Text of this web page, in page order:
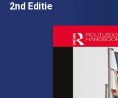
2nd Editie